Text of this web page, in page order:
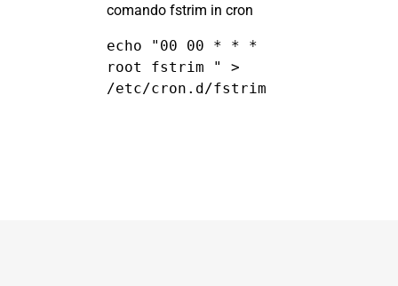
comando fstrim in cron
echo "00 00 * * *
root fstrim " >
/etc/cron.d/fstrim